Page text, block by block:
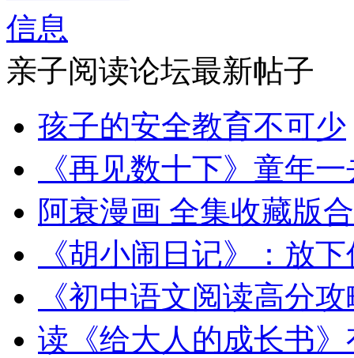
亲子阅读论坛最新帖子
孩子的安全教育不可少
《再见数十下》童年
阿衰漫画 全集收藏版
《胡小闹日记》：放
《初中语文阅读高分
读《给大人的成长书》